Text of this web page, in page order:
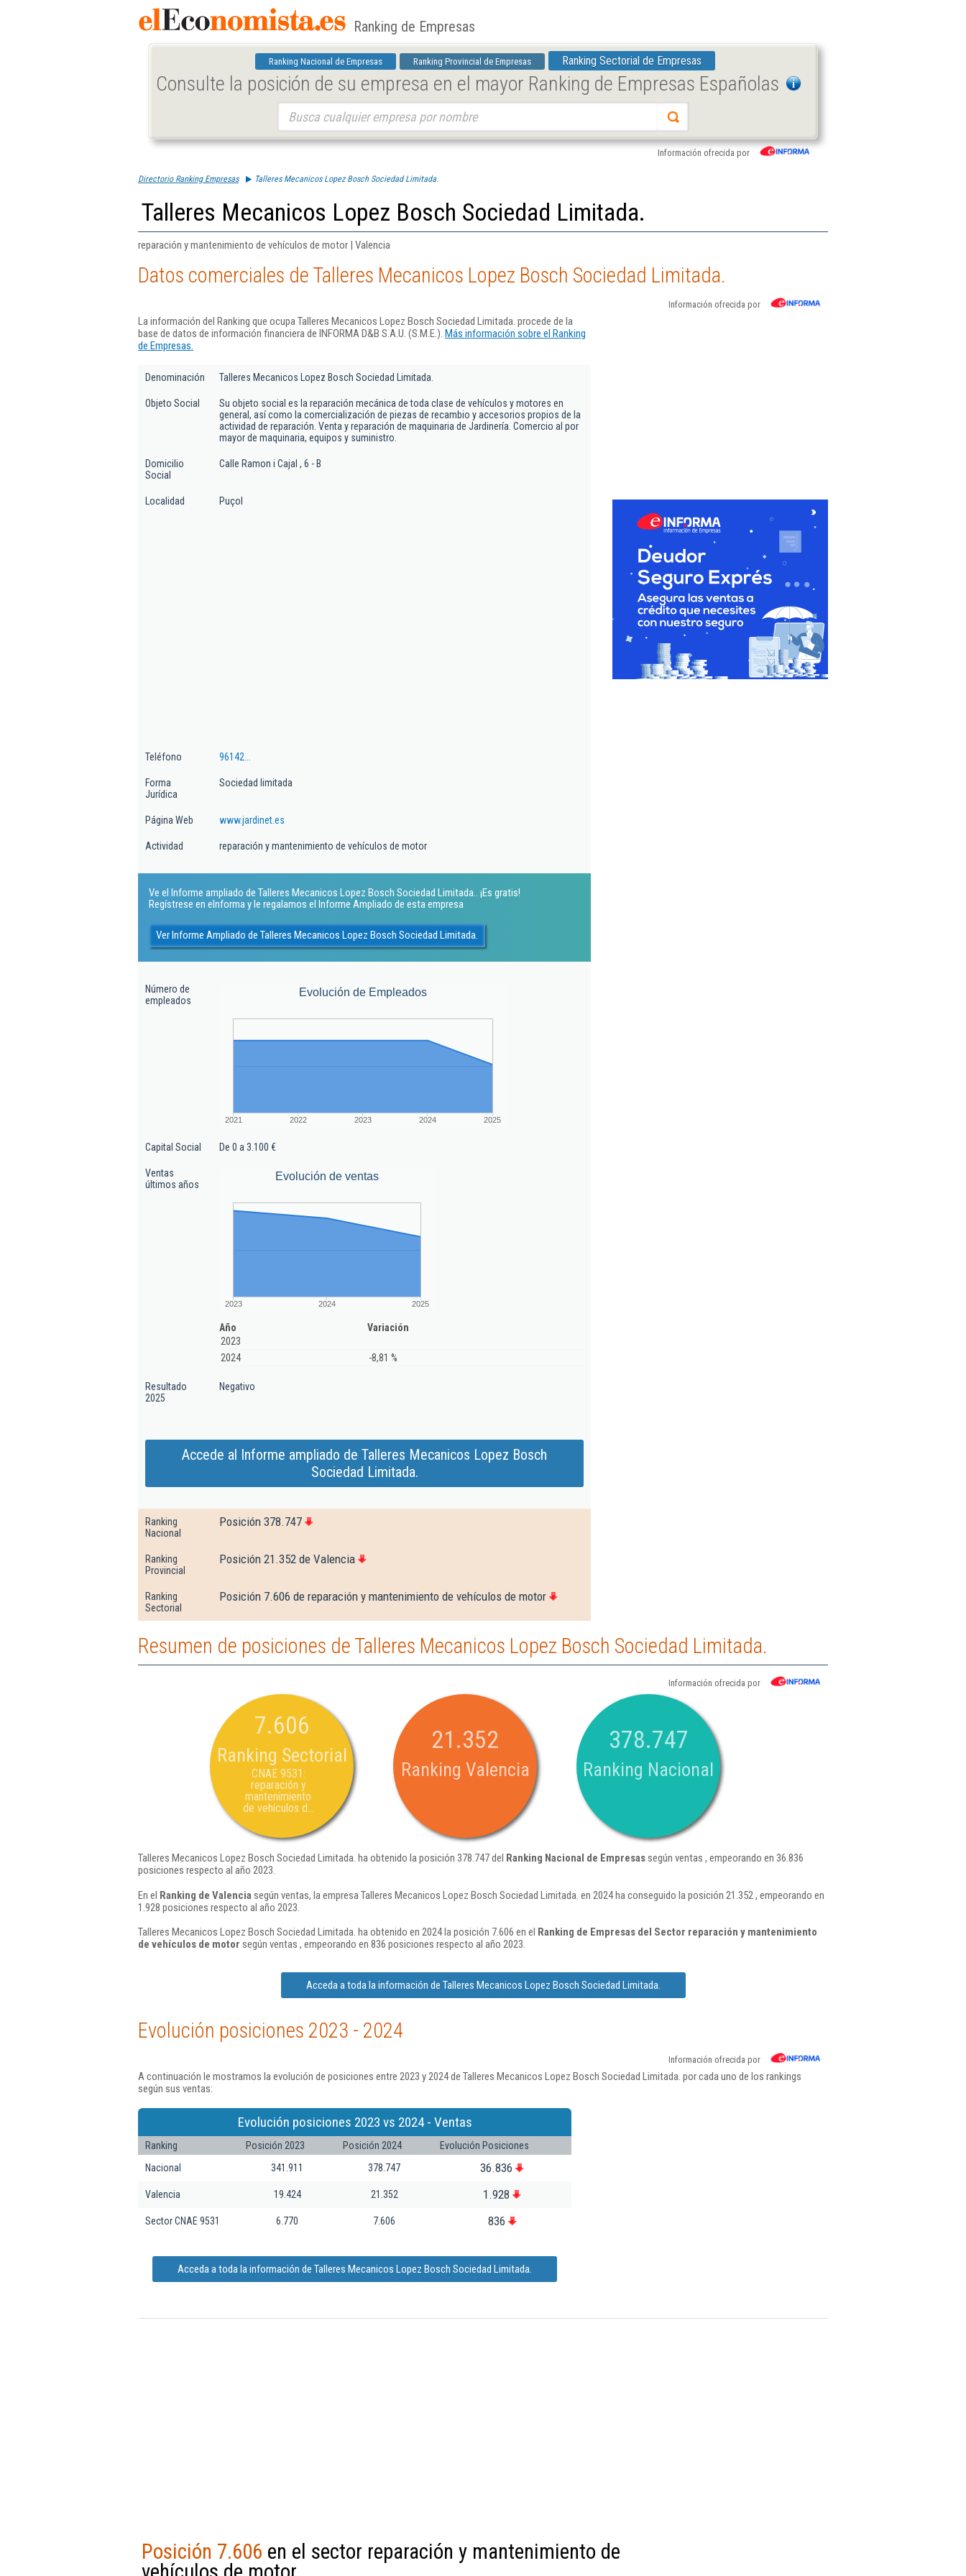
Ranking de Empresas
Ranking Nacional de Empresas Ranking Provincial de Empresas Ranking Sectorial de Empresas
Consulte la posición de su empresa en el mayor Ranking de Empresas Españolas
Información ofrecida por
Directorio Ranking Empresas Talleres Mecanicos Lopez Bosch Sociedad Limitada.
Talleres Mecanicos Lopez Bosch Sociedad Limitada.
reparación y mantenimiento de vehículos de motor | Valencia
Datos comerciales de Talleres Mecanicos Lopez Bosch Sociedad Limitada.
Información ofrecida por
La información del Ranking que ocupa Talleres Mecanicos Lopez Bosch Sociedad Limitada. procede de la
base de datos de información financiera de INFORMA D&B S.A.U. (S.M.E.). Más información sobre el Ranking
de Empresas.
Denominación Talleres Mecanicos Lopez Bosch Sociedad Limitada.
Objeto Social
Su objeto social es la reparación mecánica de toda clase de vehículos y motores en
general, así como la comercialización de piezas de recambio y accesorios propios de la
actividad de reparación. Venta y reparación de maquinaria de Jardinería. Comercio al por
mayor de maquinaria, equipos y suministro.
Domicilio
Social
Calle Ramon i Cajal , 6 - B
Localidad Puçol
Teléfono 96142...
Forma
Jurídica
Sociedad limitada
Página Web www.jardinet.es
Actividad reparación y mantenimiento de vehículos de motor
Ve el Informe ampliado de Talleres Mecanicos Lopez Bosch Sociedad Limitada.. ¡Es gratis!
Regístrese en eInforma y le regalamos el Informe Ampliado de esta empresa
Ver Informe Ampliado de Talleres Mecanicos Lopez Bosch Sociedad Limitada.
Número de
empleados
Evolución de Empleados
2021 2022 2023 2024 2025
Capital Social De 0 a 3.100 €
Ventas
últimos años
Evolución de ventas
2023 2024 2025
Año
Variación
2023
2024
-8,81 %
Resultado
2025
Negativo
Accede al Informe ampliado de Talleres Mecanicos Lopez Bosch
Sociedad Limitada.
Ranking
Nacional
Posición 378.747
Ranking
Provincial
Posición 21.352 de Valencia
Ranking
Sectorial
Posición 7.606 de reparación y mantenimiento de vehículos de motor
Resumen de posiciones de Talleres Mecanicos Lopez Bosch Sociedad Limitada.
Información ofrecida por
7.606
Ranking Sectorial
CNAE 9531:
reparación y
mantenimiento
de vehículos d...
21.352
Ranking Valencia
378.747
Ranking Nacional
Talleres Mecanicos Lopez Bosch Sociedad Limitada. ha obtenido la posición 378.747 del Ranking Nacional de Empresassegún ventas , empeorando en 36.836
posiciones respecto al año 2023.
En el Ranking de Valencia según ventas, la empresa Talleres Mecanicos Lopez Bosch Sociedad Limitada. en 2024 ha conseguido la posición 21.352 , empeorando en
1.928 posiciones respecto al año 2023.
Talleres Mecanicos Lopez Bosch Sociedad Limitada. ha obtenido en 2024 la posición 7.606 en el Ranking de Empresas del Sector reparación y mantenimiento
de vehículos de motor según ventas , empeorando en 836 posiciones respecto al año 2023.
Acceda a toda la información de Talleres Mecanicos Lopez Bosch Sociedad Limitada.
Evolución posiciones 2023 - 2024
Información ofrecida por
A continuación le mostramos la evolución de posiciones entre 2023 y 2024 de Talleres Mecanicos Lopez Bosch Sociedad Limitada. por cada uno de los rankings
según sus ventas:
Evolución posiciones 2023 vs 2024 - Ventas
Ranking Posición 2023 Posición 2024
Evolución Posiciones
Nacional
341.911 378.747 36.836
Valencia 19.424 21.352 1.928
Sector CNAE 9531 6.770 7.606 836
Acceda a toda la información de Talleres Mecanicos Lopez Bosch Sociedad Limitada.
Posición 7.606 en el sector reparación y mantenimiento de